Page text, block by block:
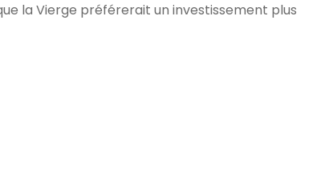
la Vierge préférerait un investissement plus